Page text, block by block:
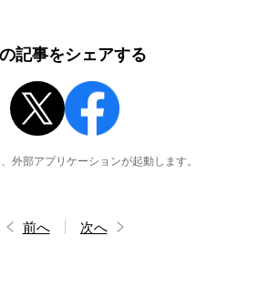
記事をシェアする
外部アプリケーションが起動します。
前へ 次へ